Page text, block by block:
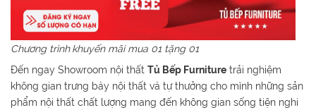
Chương trình khuyến mãi mua 01 tặng 01
Đến ngay Showroom nội thất Tủ Bếp Furniture trải nghiệm
không gian trưng bày nội thất và tự thưởng cho mình những sản
phẩm nội thất chất lượng mang đến không gian sống tiện nghi